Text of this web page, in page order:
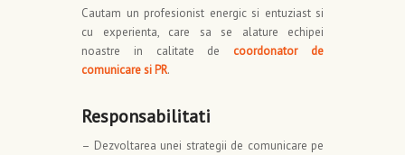
Cautam un profesionist energic si entuziast si
cu experienta, care sa se alature echipei
noastre in calitate de coordonator de
comunicare si PR.
Responsabilitati
– Dezvoltarea unei strategii de comunicare pe